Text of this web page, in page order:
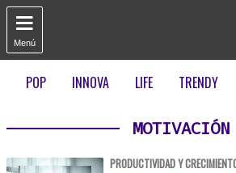

Menú
POP INNOVA LIFE TRENDY
MOTIVACIÓN
PRODUCTIVIDAD Y